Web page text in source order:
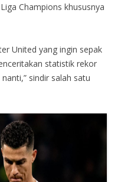
Champions khususnya
United yang ingin sepak
statistik rekor
sindir salah satu